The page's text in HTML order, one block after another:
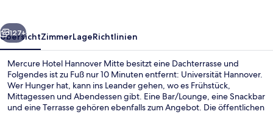
Weiter
127+
ÜbersichtZimmerLageRichtlinien
Mercure Hotel Hannover Mitte besitzt eine Dachterrasse und
Folgendes ist zu Fuß nur 10 Minuten entfernt: Universität Hannover.
Wer Hunger hat, kann ins Leander gehen, wo es Frühstück,
Mittagessen und Abendessen gibt. Eine Bar/Lounge, eine Snackbar
und eine Terrasse gehören ebenfalls zum Angebot. Die öffentlichen